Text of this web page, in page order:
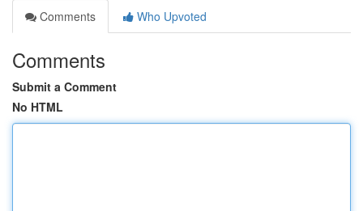
Comments
Who Upvoted
Comments
Submit a Comment
No HTML